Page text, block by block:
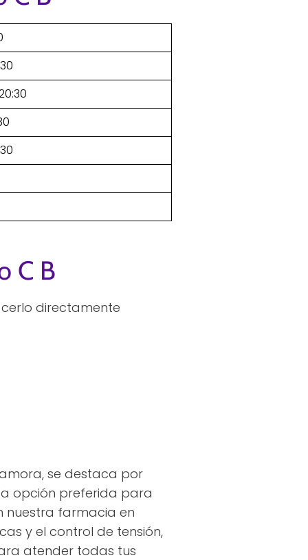
C B
directamente
se destaca por
opción preferida para
nuestra farmacia en
y el control de tensión,
atender todas tus